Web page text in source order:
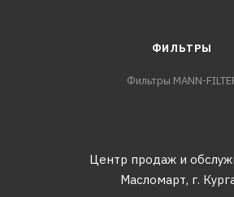
ФИЛЬТРЫ
Фильтры MANN-
Центр продаж и
Масломарт, г.